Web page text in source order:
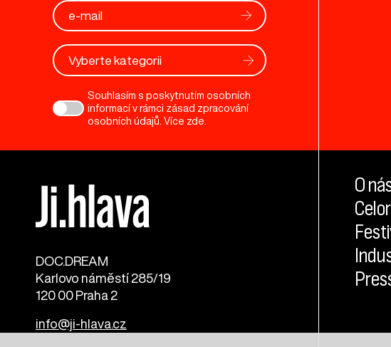
Vyberte kategorii
Souhlasím s poskytnutím osobních
informací v rámci zásad zpracování
osobních údajů. Více zde
DOC.DREAM​
Karlovo náměstí 285/19
120 00 Praha 2
info@ji-hlava.cz
O